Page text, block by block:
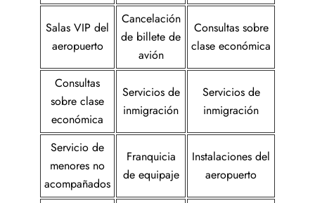
Salas VIP del
aeropuerto
Cancelación
de billete de
avión
Consultas sobre
clase económica
Consultas
sobre clase
económica
Servicios de
inmigración
Servicios de
inmigración
Servicio de
menores no
acompañados
Franquicia
de equipaje
Instalaciones del
aeropuerto